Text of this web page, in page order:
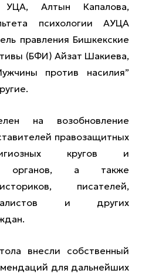
УЦА, Алтын Капалова,
психологии АУЦА
правления Бишкекские
(БФИ) Айзат Шакиева,
против насилия”
на возобновление
правозащитных
кругов и
органов, а также
писателей,
и других
внесли собственный
для дальнейших